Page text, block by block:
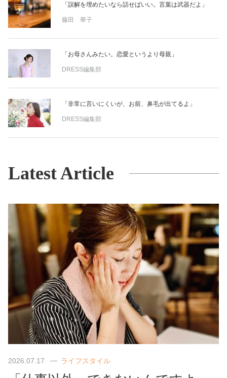
「誤解を埋めたいなら話せばいい。言葉は武器だよ」
藤田 華子
「お母さんみたい。恋愛というより母親」
DRESS編集部
「非常に言いにくいが、お前、鼻毛が出てるよ」
DRESS編集部
Latest Article
2026.07.17 ライフスタイル